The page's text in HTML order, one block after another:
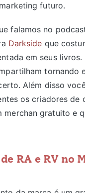
futuro.
falamos no
Darkside que
em seus livros.
tornando
Além disso
os criadores de
merchan gratuito e
RA e RV no